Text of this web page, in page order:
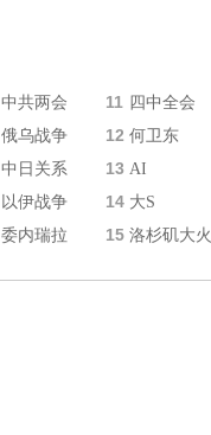
中共两会 11 四中全会
俄乌战争 12 何卫东
中日关系 13 AI
以伊战争 14 大S
委内瑞拉 15 洛杉矶大火